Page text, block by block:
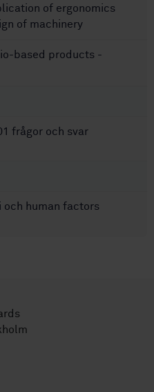
of ergonomics
of machinery
based products -
frågor och svar
och human factors